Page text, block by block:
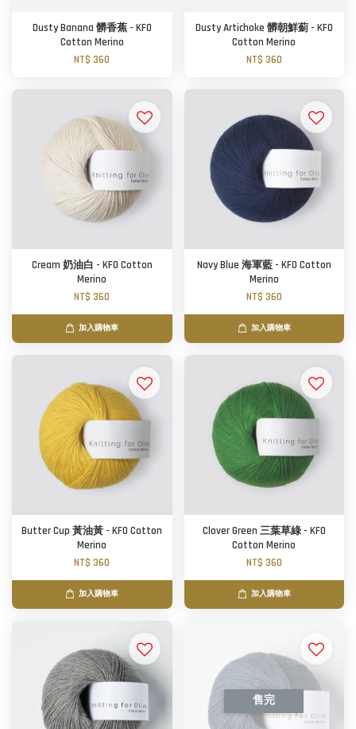
Dusty Banana 髒香蕉 - KFO
Cotton Merino
NT$ 360
Dusty Artichoke 髒朝鮮薊 - KFO
Cotton Merino
NT$ 360
Cream 奶油白 - KFO Cotton
Merino
NT$ 360
加入購物車
Navy Blue 海軍藍 - KFO Cotton
Merino
NT$ 360
加入購物車
Butter Cup 黃油黃 - KFO Cotton
Merino
NT$ 360
加入購物車
Clover Green 三葉草綠 - KFO
Cotton Merino
NT$ 360
加入購物車
售完